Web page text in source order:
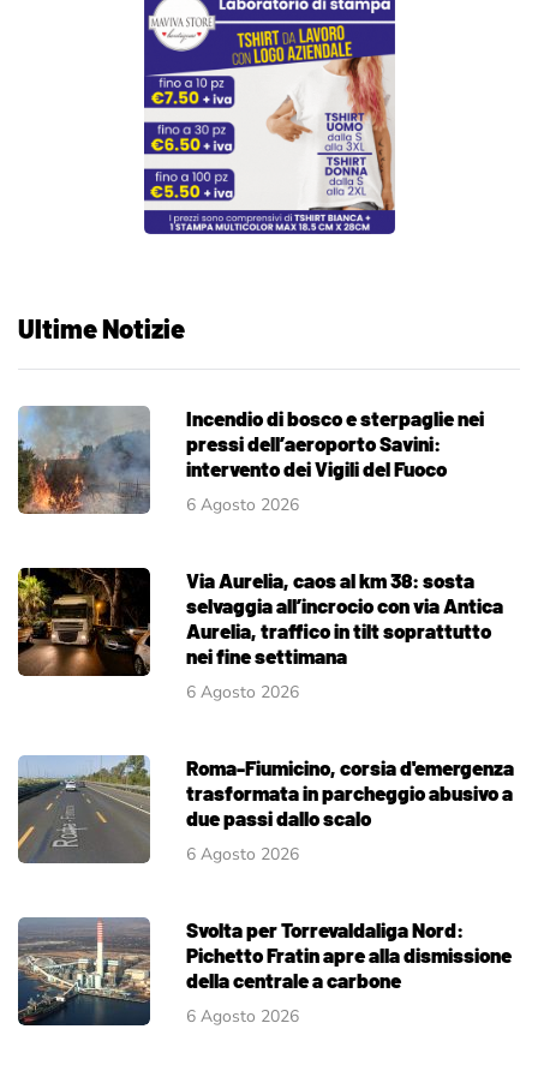
Ultime Notizie
Incendio di bosco e sterpaglie nei
pressi dell’aeroporto Savini:
intervento dei Vigili del Fuoco
6 Agosto 2026
Via Aurelia, caos al km 38: sosta
selvaggia all’incrocio con via Antica
Aurelia, traffico in tilt soprattutto
nei fine settimana
6 Agosto 2026
Roma-Fiumicino, corsia d'emergenza
trasformata in parcheggio abusivo a
due passi dallo scalo
6 Agosto 2026
Svolta per Torrevaldaliga Nord:
Pichetto Fratin apre alla dismissione
della centrale a carbone
6 Agosto 2026